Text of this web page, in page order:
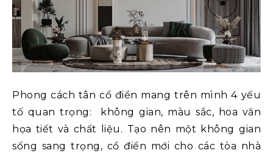
Phong cách tân cổ điển mang trên mình 4 yếu
tố quan trọng:
không gian, màu sắc, hoa văn
họa tiết và chất liệu. Tạo nên một không gian
sống sang trọng, cổ điển mới cho các tòa nhà